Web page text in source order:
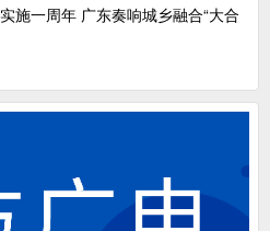
施一周年 广东奏响城乡融合“大合